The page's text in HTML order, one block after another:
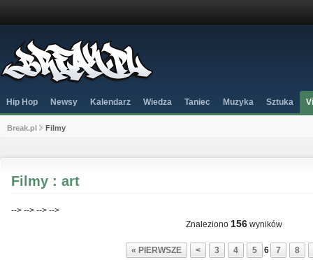
Hip Hop Newsy Kalendarz Wiedza Taniec Muzyka Sztuka
Break.pl Filmy
Filmy : art
--> --> --> -->
Znaleziono 156 wyników
« PIERWSZE < 3 4 5 6 7 8